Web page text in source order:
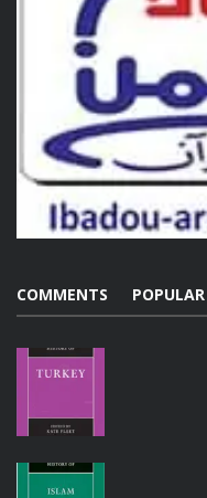
POPULAR
COMMENTS